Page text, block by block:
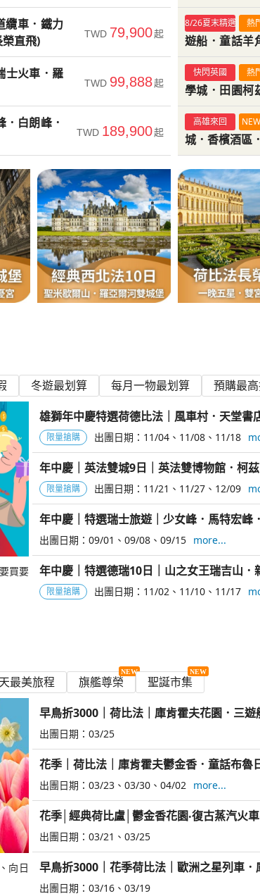
纜車．鐵力
直飛)
TWD 79,900起
8/26夏末精選 熱
遊船．童話羊
士火車．羅
TWD 99,888起
快閃英國 熱
學城．田園柯
白朗峰．
TWD 189,900起
高雄來回 NEW
城．香檳酒區
冬遊最划算 每月一物最划算 預購最
買要
雄獅年中慶特選荷德比法｜風車村．天堂書
10日
限量搶購 出團日期： 11/04 11/08 11/18
年中慶｜英法雙城9日｜英法雙博物館．柯
限量搶購 出團日期： 11/21 11/27 12/09
年中慶｜特選瑞士旅遊｜少女峰．馬特宏
出團日期： 09/01 09/08 09/15 more...
年中慶｜特選德瑞10日｜山之女王瑞吉山
限量搶購 出團日期： 11/02 11/10 11/17
最美旅程 旗艦尊榮 聖誕市集
向日
早鳥折3000｜荷比法｜庫肯霍夫花園．三
出團日期： 03/25
花季｜荷比法｜庫肯霍夫鬱金香．童話布魯
黎10日
出團日期： 03/23 03/30 04/02 more...
花季│經典荷比盧│鬱金香花園‧復古蒸汽火
出團日期： 03/21 03/25
早鳥折3000｜花季荷比法｜歐洲之星列車
10日
出團日期： 03/16 03/19